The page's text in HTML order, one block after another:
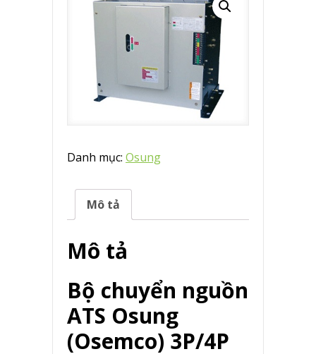
Danh mục: Osung
Mô tả
Mô tả
Bộ chuyển nguồn
ATS Osung
(Osemco) 3P/4P